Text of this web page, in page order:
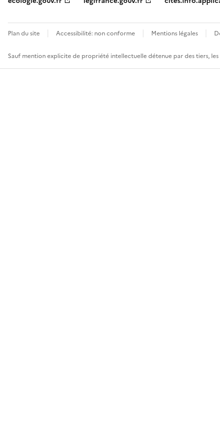
Plan du site Accessibilité: non conforme Mentions légales
Sauf mention explicite de propriété intellectuelle détenue par des tiers,